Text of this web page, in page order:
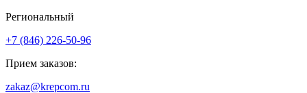
Региональный
+7 (846) 226-50-96
Прием заказов:
zakaz@krepcom.ru